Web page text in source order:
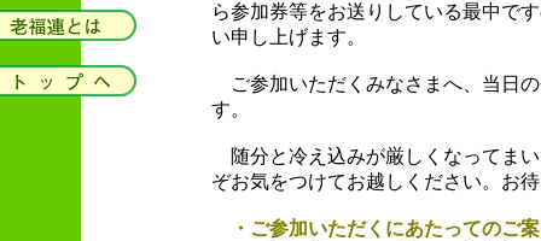
ら参加券等をお送りしている最中で
い申し上げます。
ご参加いただくみなさまへ、当日
す。
随分と冷え込みが厳しくなってま
ぞお気をつけてお越しください。お
・ご参加いただくにあたっての